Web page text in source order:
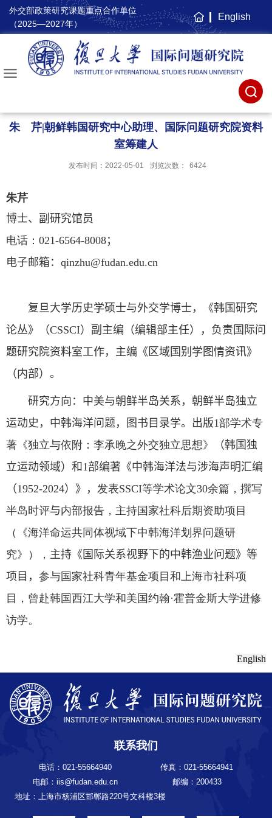
外交部政策研究课题重点合作单位
（2025—2027年）
主
页
English
朱 芹|朝鲜韩国研究中心助理、国际问题研究院资料
室筹建人
发布时间：2022-05-01 浏览次数： 6424
朱芹
博士、 副研究馆员
电话： 021-6564-8008；
电子邮箱： qinzhu@fudan.edu.cn
复旦大学历史学硕士与外交学博士 ，
《韩国研究
论丛》
（CSSCI） 副主编（编辑部主任），负责国际问
题研究院资料室工作，主编《区域国别学图情资讯》
（内部）。
研究方向：中美与朝鲜半岛关系，朝鲜半岛独立
运动史，中韩海洋问题 ， 图书目录学。出版1部学术专
著《独立与依附：李承晚之外交独立思想》
（韩国独
立运动领域） 和 1部编著《中韩海洋法与涉海声明汇编
（1952-2024）》， 发表SSCI等学术论文30余篇，撰写
半岛时评与内部报告，主持国家社科后期资助项目
（《海洋命运共同体视域下中韩海洋划界问题研
究》）， 主持《国际关系视野下的中韩渔业问题》等
项目， 参与国家社科青年基金项目和上海市社科项
目，曾赴韩国西江大学和美国约翰·霍普金斯大学进修
访学。
English
联系我们
电话：021-55664940
传真：021-55664941
电邮：iis@fudan.edu.cn
邮编：200433
地址：上海市杨浦区邯郸路220号文科楼3楼